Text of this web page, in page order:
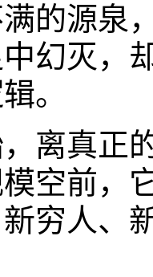
的源泉
幻灭，
。
离真正
空前，
穷人、